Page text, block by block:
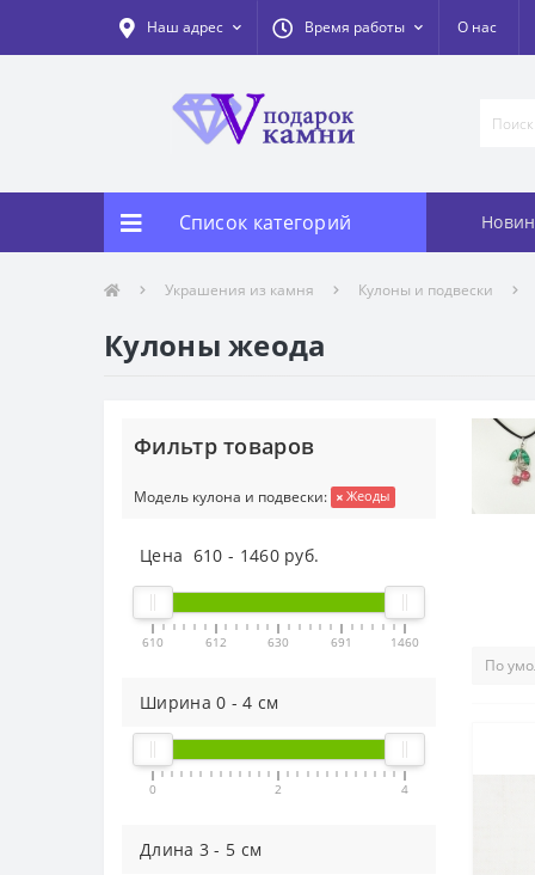
Наш адрес Время работы О нас
Список категорий
Украшения из камня Кулоны и подвески
Кулоны жеода
Фильтр товаров
Модель кулона и подвески: Жеоды
Цена 610 - 1460руб.
610 612 630 691 1460
Ширина0 -4 см
0 2 4
Длина 3 - 5 см